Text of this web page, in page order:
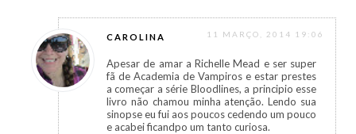
CAROLINA 11 MARÇO, 2014 19:06
Apesar de amar a Richelle Mead e ser super
fã de Academia de Vampiros e estar prestes
a começar a série Bloodlines, a principio esse
livro não chamou minha atenção. Lendo sua
sinopse eu fui aos poucos cedendo um pouco
e acabei ficandpo um tanto curiosa.